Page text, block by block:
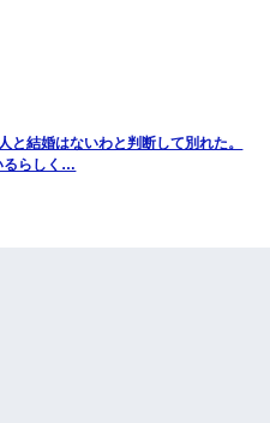
と結婚はないわと判断して別れた。
るらしく…